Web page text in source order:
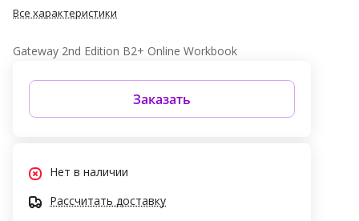
Все характеристики
Gateway 2nd Edition B2+ Online Workbook
Заказать
Нет в наличии
Рассчитать доставку